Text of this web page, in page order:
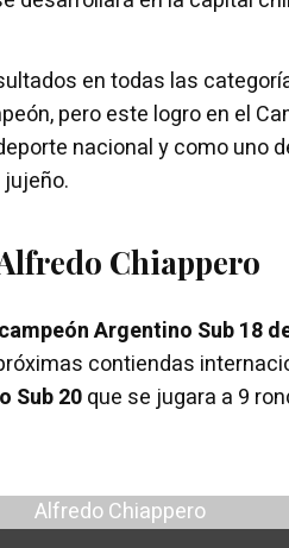
en todas las
pero este logro en el
nacional y como uno
Chiappero
Argentino Sub 18
contiendas
Sub 20que se jugara a 9